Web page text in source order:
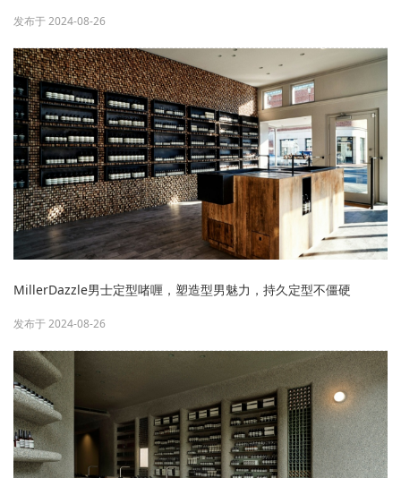
发布于 2024-08-26
MillerDazzle男士定型啫喱，塑造型男魅力，持久定型不僵硬
发布于 2024-08-26